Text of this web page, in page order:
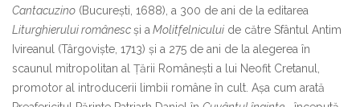
Cantacuzino (Bucureşti, 1688), a 300 de ani de la editarea
Liturghierului românescşi aMolitfelnicului de către Sfântul Antim
Ivireanul (Târgovişte, 1713) şi a 275 de ani de la alegerea în
scaunul mitropolitan al Ţării Româneşti a lui Neofit Cretanul,
promotor al introducerii limbii române în cult. Aşa cum arată